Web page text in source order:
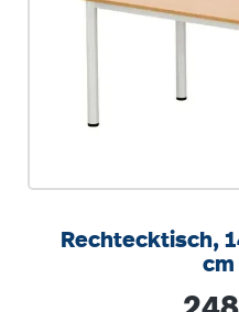
Rechtecktisch,
cm